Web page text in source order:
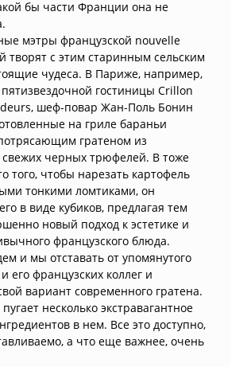
бы части Франции она не
мэтры французской nouvelle
творят с этим старинным сельским
чудеса. В Париже, например,
гостиницы Crillon
шеф-повар Жан-Поль Бонин
на гриле бараньи
гратеном из
свежих черных трюфелей. В тоже
того, чтобы нарезать картофель
тонкими ломтиками, он
в виде кубиков, предлагая тем
новый подход к эстетике и
французского блюда.
и мы отставать от упомянутого
его французских коллег и
вариант современного гратена.
несколько экстравагантное
в нем. Все это доступно,
а что еще важнее, очень